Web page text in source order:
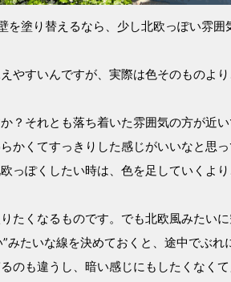
を塗り替えるなら、少し北欧っぽい雰
やすいんですが、実際は色そのものよ
？それとも落ち着いた雰囲気の方が近い
かくてすっきりした感じがいいなと思っ
っぽくしたい時は、色を足していくよ
たくなるものです。でも北欧風みたい
みたいな線を決めておくと、途中でぶれ
のも違うし、暗い感じにもしたくなくて